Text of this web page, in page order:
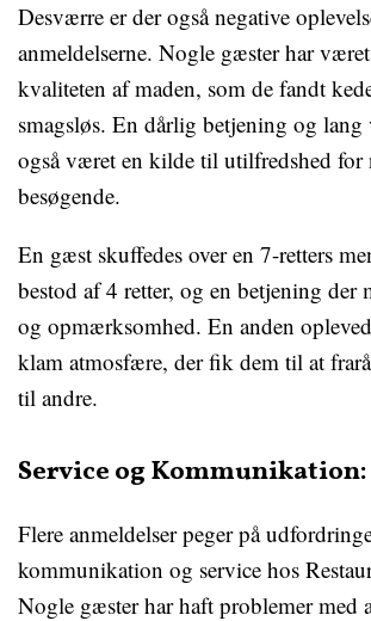
Desværre er der også negative
anmeldelserne. Nogle gæster har
kvaliteten af maden, som de fandt
smagsløs. En dårlig betjening og lang
også været en kilde til utilfredshed for
besøgende.
En gæst skuffedes over en 7-retters
bestod af 4 retter, og en betjening der
og opmærksomhed. En anden
klam atmosfære, der fik dem til at
til andre.
Service og Kommunikation:
Flere anmeldelser peger på
kommunikation og service hos
Nogle gæster har haft problemer med